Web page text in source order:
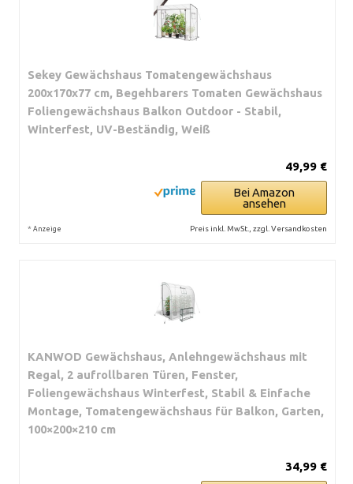
Sekey Gewächshaus Tomatengewächshaus
200x170x77 cm, Begehbarers Tomaten Gewächshaus
Foliengewächshaus Balkon Outdoor - Stabil,
Winterfest, UV-Beständig, Weiß
49,99 €
Bei Amazon
ansehen
* Anzeige Preis inkl. MwSt., zzgl. Versandkosten
KANWOD Gewächshaus, Anlehngewächshaus mit
Regal, 2 aufrollbaren Türen, Fenster,
Foliengewächshaus Winterfest, Stabil & Einfache
Montage, Tomatengewächshaus für Balkon, Garten,
100×200×210 cm
34,99 €